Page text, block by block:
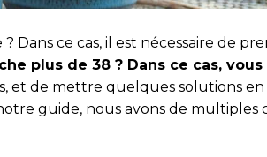
Dans ce cas, il est nécessaire de
plus de 38 ? Dans ce cas,
et de mettre quelques solutions
guide, nous avons de multiples